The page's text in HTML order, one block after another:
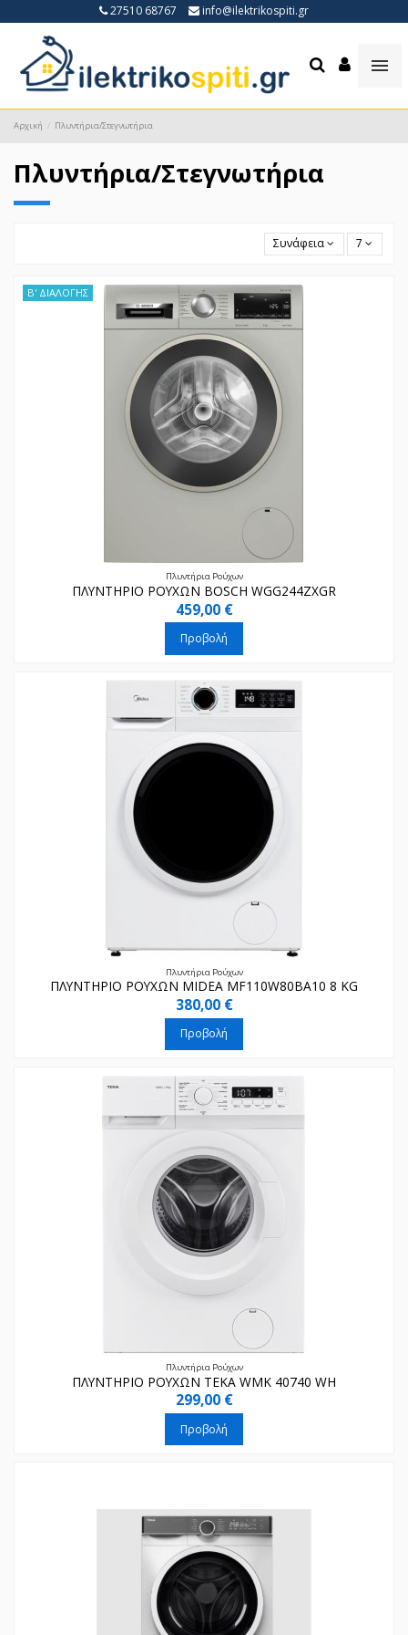
27510 68767 info@ilektrikospiti.gr
Αρχική Πλυντήρια/Στεγνωτήρια
Πλυντήρια/Στεγνωτήρια
Συνάφεια 7
Β' ΔΙΑΛΟΓΗΣ
Πλυντήρια Ρούχων
ΠΛΥΝΤΗΡΙΟ ΡΟΥΧΩΝ BOSCH WGG244ZXGR
459,00 €
Προβολή
Πλυντήρια Ρούχων
ΠΛΥΝΤΗΡΙΟ ΡΟΥΧΩΝ MIDEA MF110W80BA10 8 KG
380,00 €
Προβολή
Πλυντήρια Ρούχων
ΠΛΥΝΤΗΡΙΟ ΡΟΥΧΩΝ TEKA WMK 40740 WH
299,00 €
Προβολή